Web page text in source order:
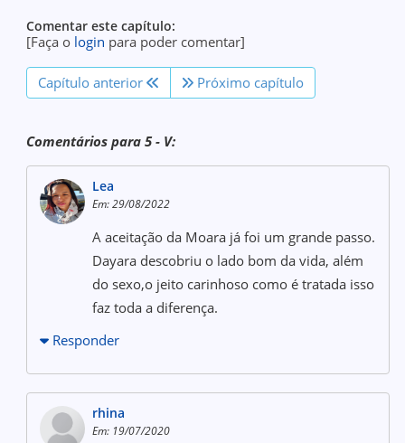
Comentar este capítulo:
[Faça o login para poder comentar]
Capítulo anterior Próximo capítulo
Comentários para 5 - V:
Lea
Em: 29/08/2022
A aceitação da Moara já foi um grande passo.
Dayara descobriu o lado bom da vida, além
do sexo,o jeito carinhoso como é tratada isso
faz toda a diferença.
Responder
rhina
Em: 19/07/2020